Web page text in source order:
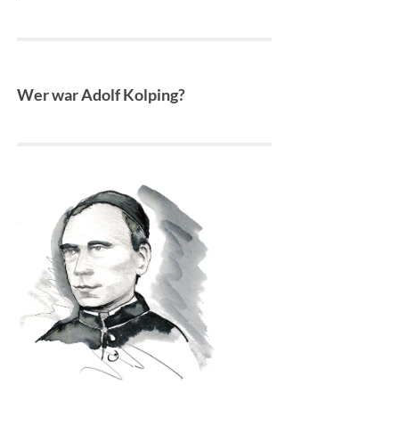
Wer war Adolf Kolping?